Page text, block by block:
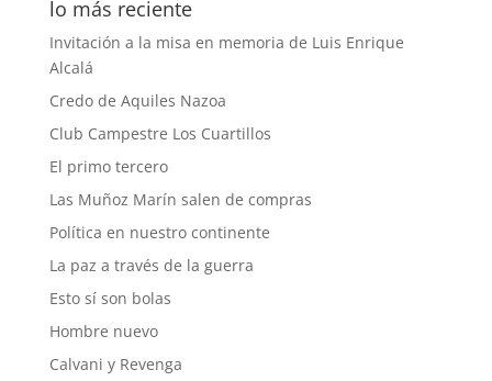
lo más reciente
Invitación a la misa en memoria de Luis Enrique
Alcalá
Credo de Aquiles Nazoa
Club Campestre Los Cuartillos
El primo tercero
Las Muñoz Marín salen de compras
Política en nuestro continente
La paz a través de la guerra
Esto sí son bolas
Hombre nuevo
Calvani y Revenga